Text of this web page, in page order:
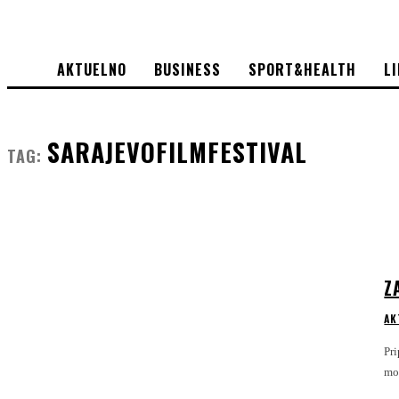
AKTUELNO BUSINESS SPORT&HEALTH
TAG: SARAJEVOFILMFESTIVAL
Pripremio: